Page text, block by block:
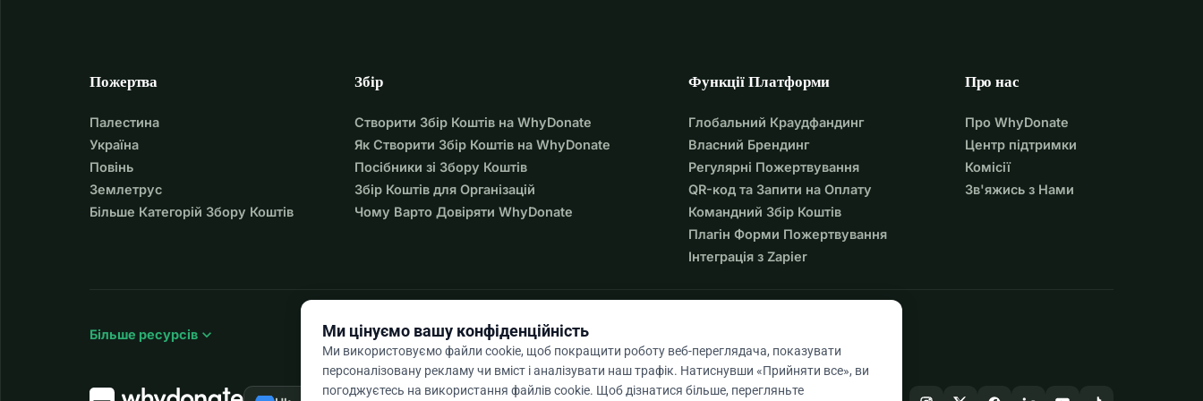
Пожертва
Палестина
Україна
Повінь
Землетрус
Більше Категорій Збору Коштів
Збір
Створити Збір Коштів на WhyDonate
Як Створити Збір Коштів на WhyDonate
Посібники зі Збору Коштів
Збір Коштів для Організацій
Чому Варто Довіряти WhyDonate
Функції Платформи
Глобальний Краудфандинг
Власний Брендинг
Регулярні Пожертвування
QR-код та Запити на Оплату
Командний Збір Коштів
Плагін Форми Пожертвування
Інтеграція з Zapier
Про нас
Про WhyDonate
Центр підтримки
Комісії
Зв'яжись з Нами
Більше ресурсів expand_more Ми цінуємо вашу конфіденційність
Ми використовуємо файли cookie, щоб покращити роботу веб-переглядача, показувати
персоналізовану рекламу чи вміст і аналізувати наш трафік. Натиснувши «Прийняти все», ви
погоджуєтесь на використання файлів cookie. Щоб дізнатися більше, перегляньте